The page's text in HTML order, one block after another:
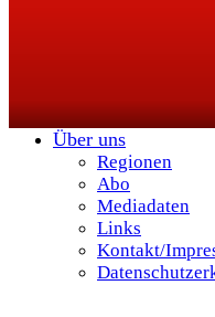
Über uns
Regionen
Abo
Mediadaten
Links
Kontakt/